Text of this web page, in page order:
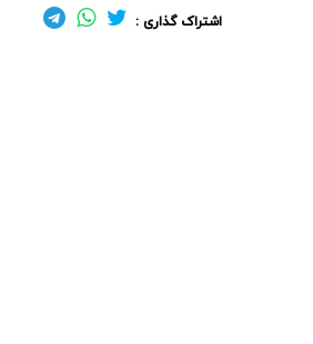
اشتراک گذاری :